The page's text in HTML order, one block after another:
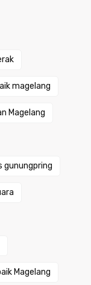
magelang
Magelang
gunungpring
Magelang